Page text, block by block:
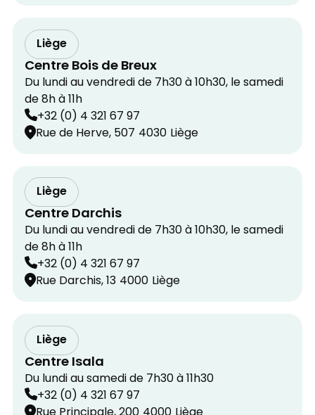
Liège
Centre Bois de Breux
Du lundi au vendredi de 7h30 à 10h30, le samedi
de 8h à 11h
+32 (0) 4 321 67 97
Rue de Herve, 507 4030 Liège
Liège
Centre Darchis
Du lundi au vendredi de 7h30 à 10h30, le samedi
de 8h à 11h
+32 (0) 4 321 67 97
Rue Darchis, 13 4000 Liège
Liège
Centre Isala
Du lundi au samedi de 7h30 à 11h30
+32 (0) 4 321 67 97